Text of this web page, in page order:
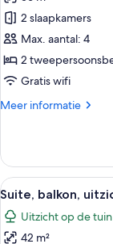
2
slaapkamers,
balkon
laden
2 slaapkamers
Max. aantal: 4
2
Gratis wifi
Meer informatie
Meer
2
slaapkamers,
balkon
Alle
foto's
voor
5
Suite, balkon,
Uitzicht op de tuin
42 m²